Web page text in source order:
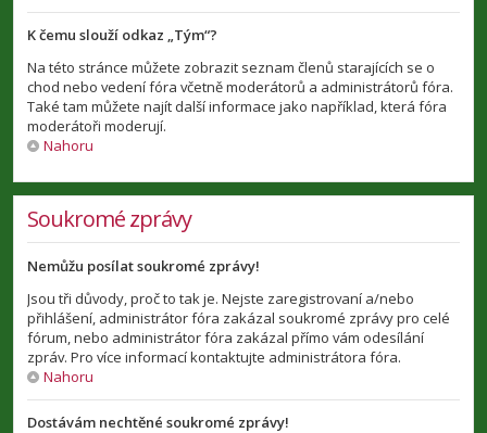
K čemu slouží odkaz „Tým“?
Na této stránce můžete zobrazit seznam členů starajících se o
chod nebo vedení fóra včetně moderátorů a administrátorů fóra.
Také tam můžete najít další informace jako například, která fóra
moderátoři moderují.
Nahoru
Soukromé zprávy
Nemůžu posílat soukromé zprávy!
Jsou tři důvody, proč to tak je. Nejste zaregistrovaní a/nebo
přihlášení, administrátor fóra zakázal soukromé zprávy pro celé
fórum, nebo administrátor fóra zakázal přímo vám odesílání
zpráv. Pro více informací kontaktujte administrátora fóra.
Nahoru
Dostávám nechtěné soukromé zprávy!